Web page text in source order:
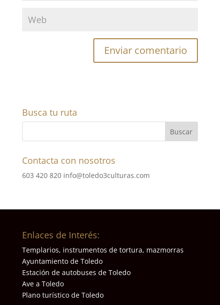
Busca tu ruta
Contacta con nosotros
603 420 820 info@toledo3culturas.com
Enlaces de Interés:
Templarios, instrumentos de tortura, mazmorras
Ayuntamiento de Toledo
Estación de autobuses de Toledo
Ave a Toledo
Plano turístico de Toledo